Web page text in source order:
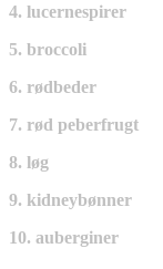
4. lucernespirer
5. broccoli
6. rødbeder
7. rød peberfrugt
8. løg
9. kidneybønner
10. auberginer